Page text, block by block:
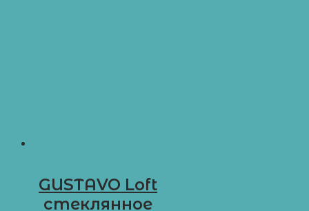
GUSTAVO Loft
стеклянное